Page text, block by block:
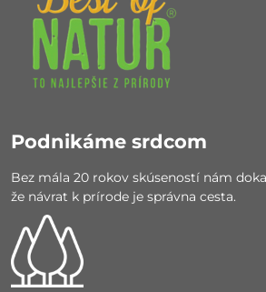
Podnikáme srdcom
Bez mála 20 rokov skúseností nám
že návrat k prírode je správna cesta.